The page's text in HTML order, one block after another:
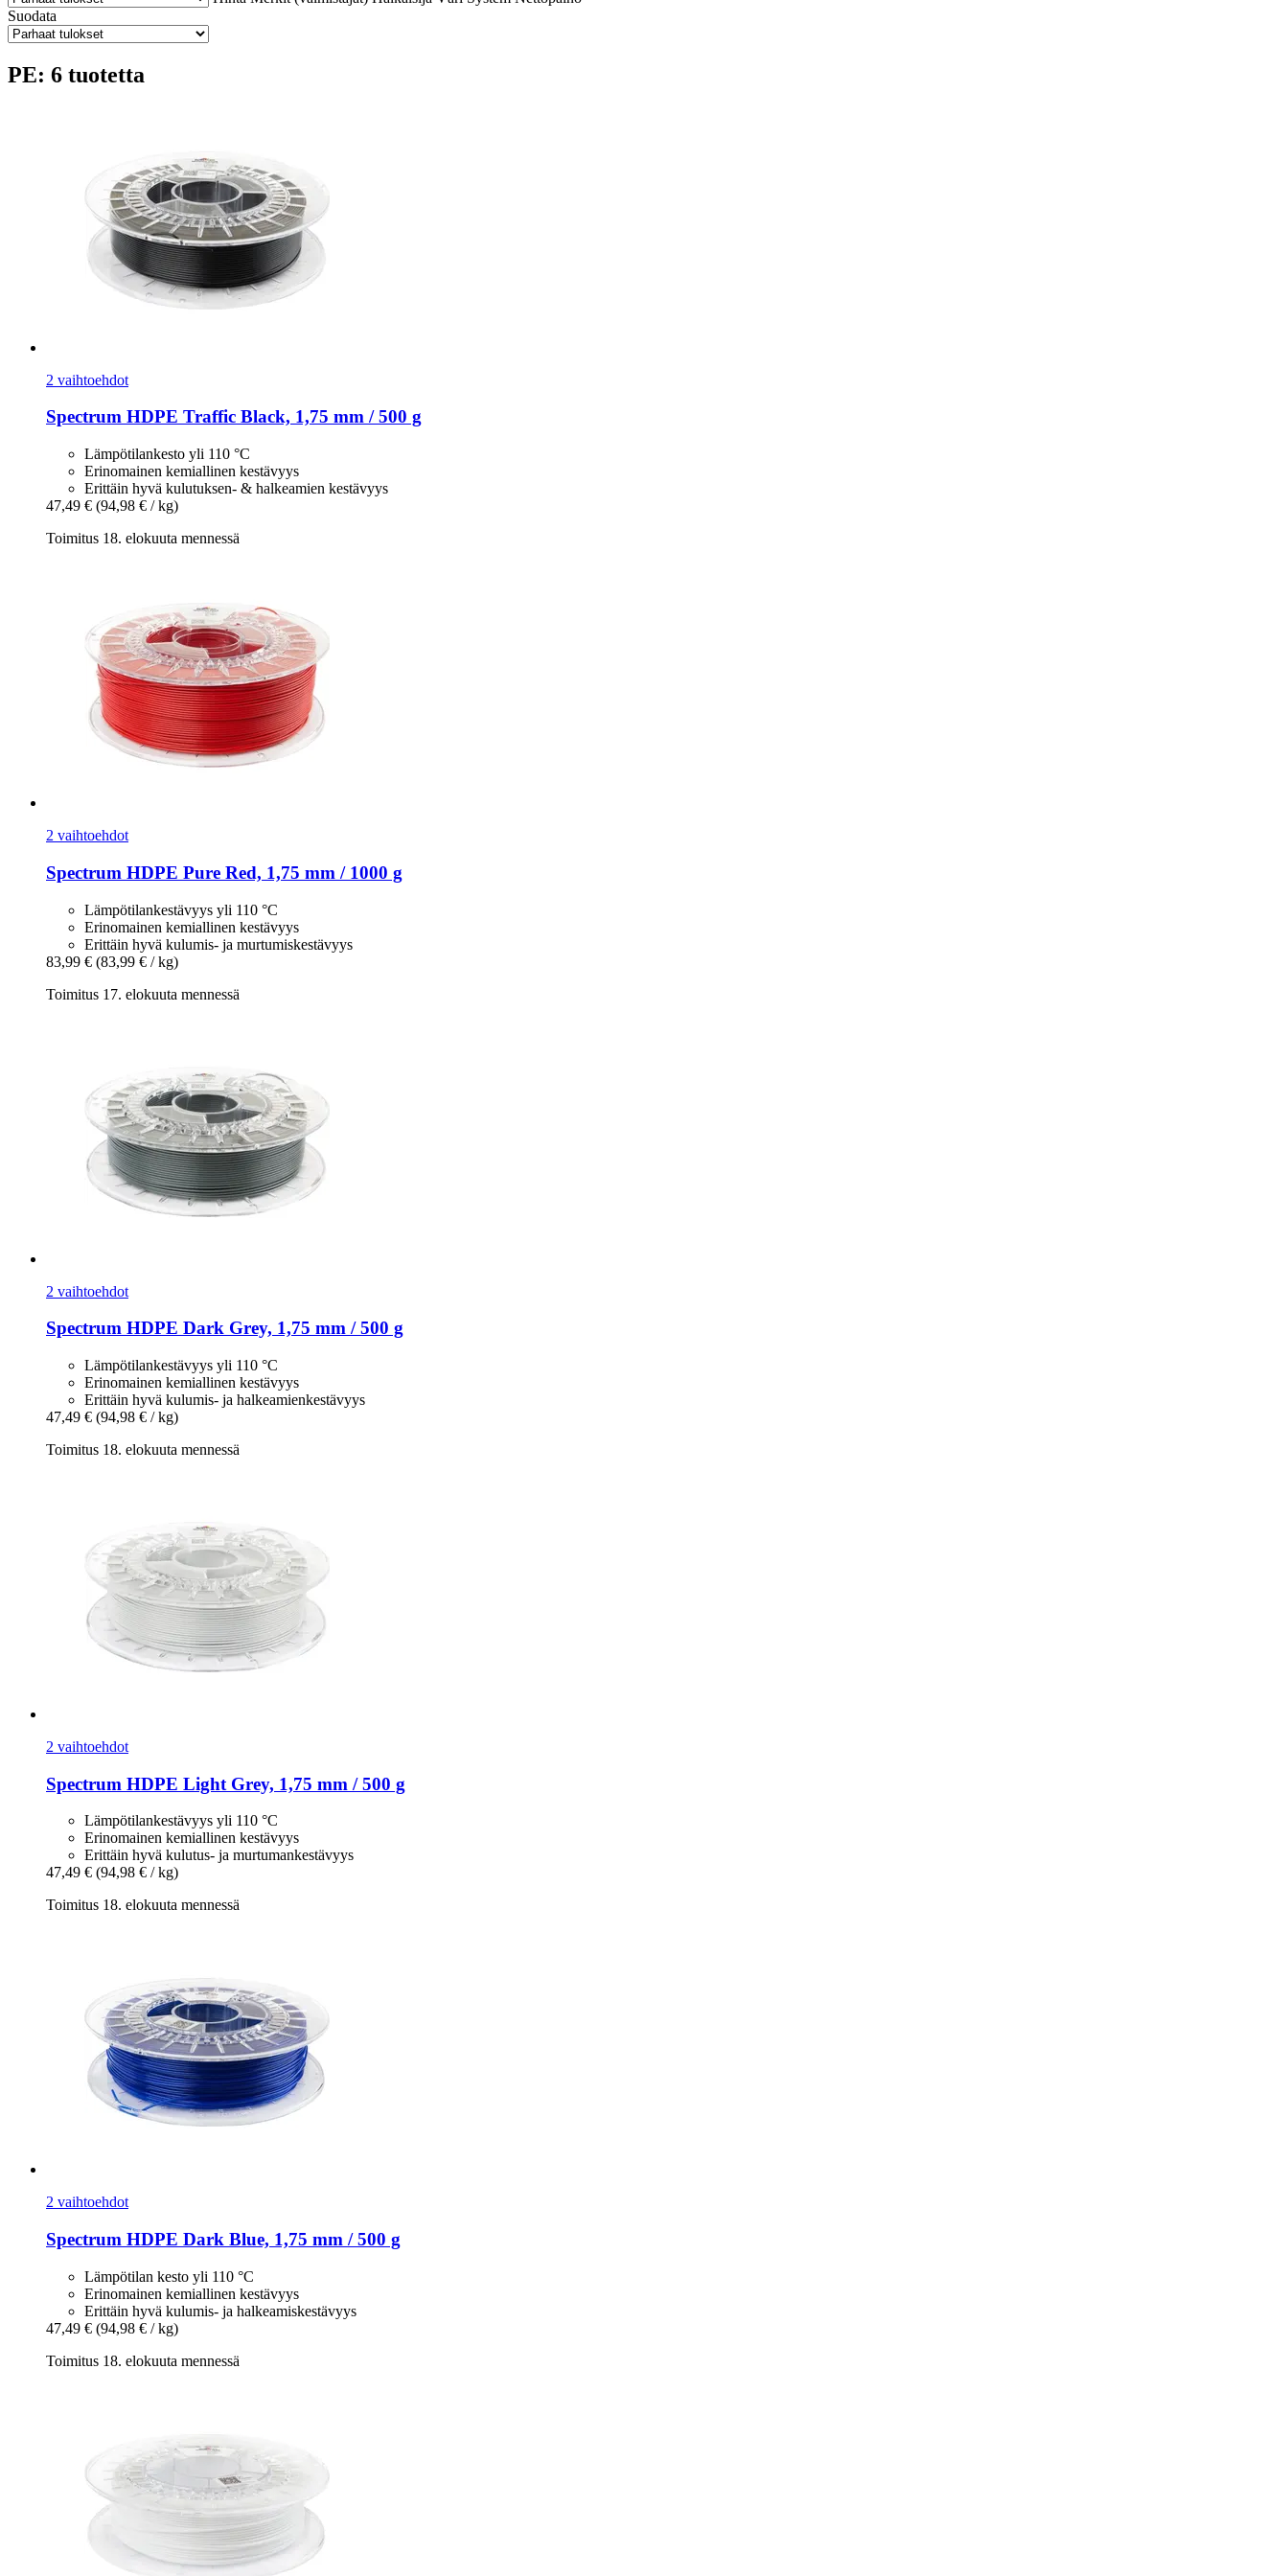
Suodata
PE: 6 tuotetta
2 vaihtoehdot
Spectrum HDPE Traffic Black, 1,75 mm / 500 g
Lämpötilankesto yli 110 °C
Erinomainen kemiallinen kestävyys
Erittäin hyvä kulutuksen- & halkeamien kestävyys
47,49 € (94,98 € / kg)
Toimitus 18. elokuuta mennessä
2 vaihtoehdot
Spectrum HDPE Pure Red, 1,75 mm / 1000 g
Lämpötilankestävyys yli 110 °C
Erinomainen kemiallinen kestävyys
Erittäin hyvä kulumis- ja murtumiskestävyys
83,99 € (83,99 € / kg)
Toimitus 17. elokuuta mennessä
2 vaihtoehdot
Spectrum HDPE Dark Grey, 1,75 mm / 500 g
Lämpötilankestävyys yli 110 °C
Erinomainen kemiallinen kestävyys
Erittäin hyvä kulumis- ja halkeamienkestävyys
47,49 € (94,98 € / kg)
Toimitus 18. elokuuta mennessä
2 vaihtoehdot
Spectrum HDPE Light Grey, 1,75 mm / 500 g
Lämpötilankestävyys yli 110 °C
Erinomainen kemiallinen kestävyys
Erittäin hyvä kulutus- ja murtumankestävyys
47,49 € (94,98 € / kg)
Toimitus 18. elokuuta mennessä
2 vaihtoehdot
Spectrum HDPE Dark Blue, 1,75 mm / 500 g
Lämpötilan kesto yli 110 °C
Erinomainen kemiallinen kestävyys
Erittäin hyvä kulumis- ja halkeamiskestävyys
47,49 € (94,98 € / kg)
Toimitus 18. elokuuta mennessä